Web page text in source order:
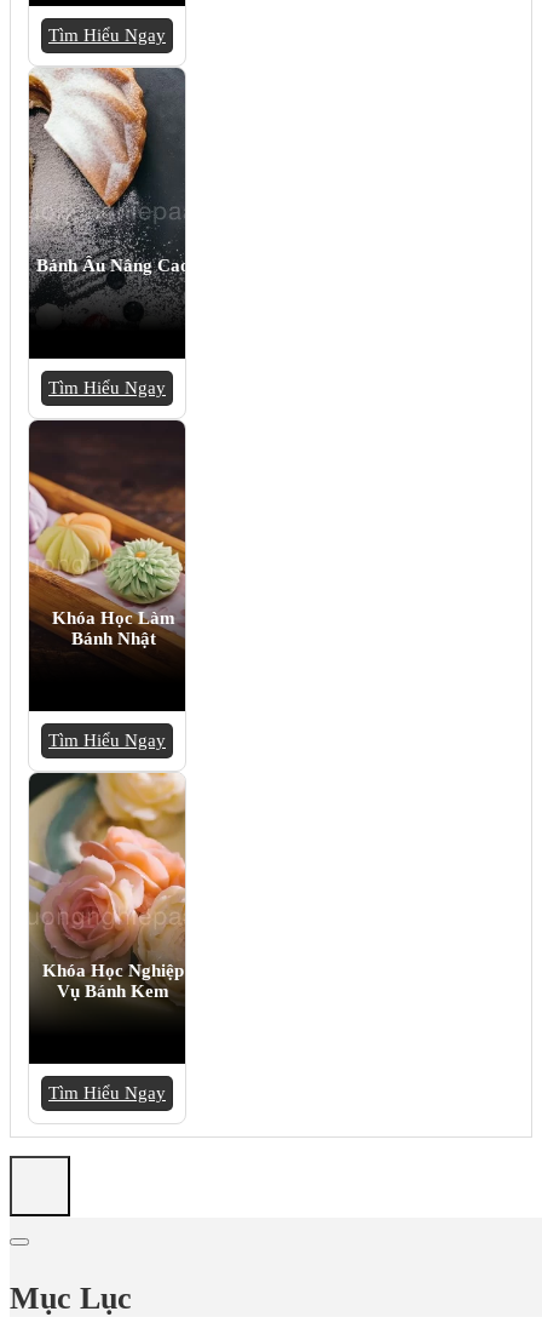
Tìm Hiểu Ngay
Bánh Âu Nâng Cao
Tìm Hiểu Ngay
Khóa Học Làm
Bánh Nhật
Tìm Hiểu Ngay
Khóa Học Nghiệp
Vụ Bánh Kem
Tìm Hiểu Ngay
Mục Lục